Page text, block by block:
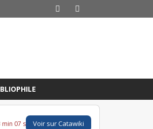
min 06 s Voir sur Catawiki